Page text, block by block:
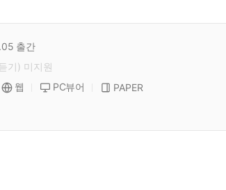
출간
기) 미지원
웹 PC뷰어 PAPER